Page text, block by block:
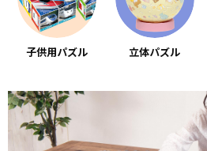
子供用パズル 立体パズル